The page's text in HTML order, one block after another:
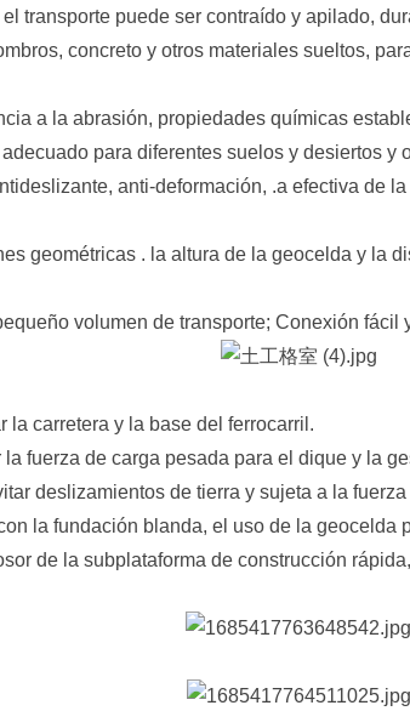
transporte puede ser contraído y apilado,
concreto y otros materiales sueltos,
a la abrasión, propiedades químicas
para diferentes suelos y desiertos y
anti-deformación, .a efectiva de
geométricas . la altura de la geocelda y la
volumen de transporte; Conexión fácil
la carretera y la base del ferrocarril.
fuerza de carga pesada para el dique y la
deslizamientos de tierra y sujeta a la fuerza
la fundación blanda, el uso de la
de la subplataforma de construcción